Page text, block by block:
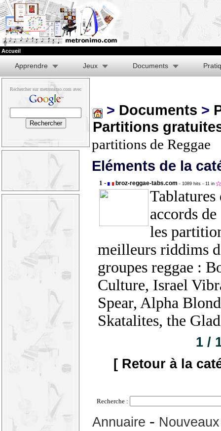
Accueil
Apprendre Jeux Documents
Rechercher sur metronimo.com avec
> Documents >
Partitions
partitions de Reggae
Eléments de la
1 - broz-reggae-tabs.com - 1089 hits - 11 in
Tablatures
accords
les
meilleurs riddims
groupes reggae :
Culture, Israel
Spear, Alpha
Skatalites, the
1 /
[ Retour à la
Recherche :
Annuaire -